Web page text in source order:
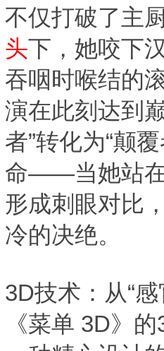
不仅打破了主
头下，她咬下
吞咽时喉结的
演在此刻达到
者”转化为“颠
命——当她站在
形成刺眼对比
冷的决绝。
3D技术：从“
《菜单 3D》